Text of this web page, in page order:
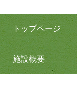
トップページ
施設概要